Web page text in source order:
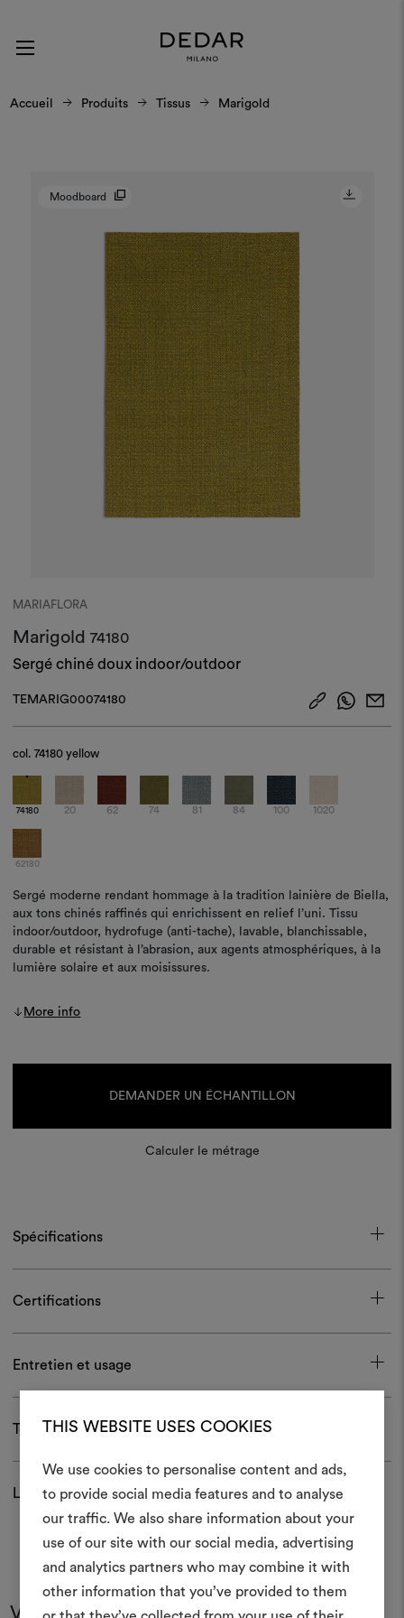
THIS WEBSITE USES COOKIES
We use cookies to personalise content and ads,
to provide social media features and to analyse
our traffic. We also share information about your
use of our site with our social media, advertising
and analytics partners who may combine it with
other information that you’ve provided to them
Accueil Produits Tissus Marigold
Moodboard
MARIAFLORA
Marigold74180
Sergé chiné doux indoor/outdoor
TEMARIG00074180
col.74180 yellow
74180 20 62 74 81 84 100 1020
62180
Sergé moderne rendant hommage à la tradition lainière de Biella,
aux tons chinés raffinés qui enrichissent en relief l’uni. Tissu
indoor/outdoor, hydrofuge (anti-tache), lavable, blanchissable,
durable et résistant à l’abrasion, aux agents atmosphériques, à la
lumière solaire et aux moisissures.
More info
DEMANDER UN ÉCHANTILLON
Calculer le métrage
Spécifications
Certifications
Entretien et usage
Télécharger
Livraison et retour
Vous pourriez aussi aimer
Créer
Un instrument interactif
à vos idées et les partager,